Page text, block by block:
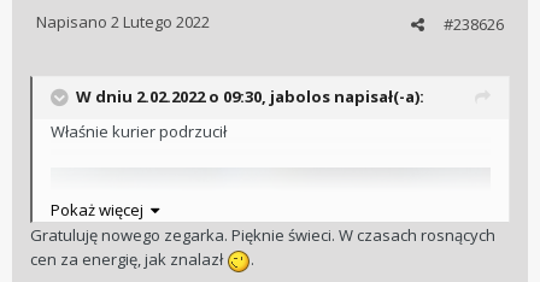
#238626
Napisano 2 Lutego 2022
W dniu 2.02.2022 o 09:30, jabolos napisał(-a):
Właśnie kurier podrzucił
Pokaż więcej
Gratuluję nowego zegarka. Pięknie świeci. W czasach rosnących
cen za energię, jak znalazł
.